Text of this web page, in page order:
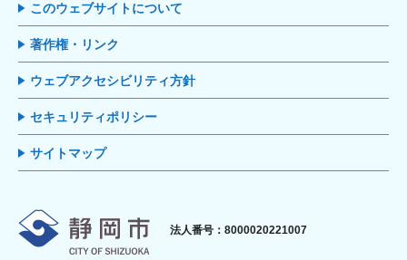
このウェブサイトについて
著作権・リンク
ウェブアクセシビリティ方針
セキュリティポリシー
サイトマップ
静岡市
法人番号：8000020221007